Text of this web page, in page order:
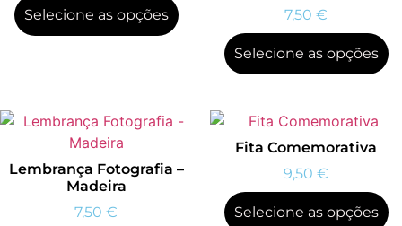
Selecione as opções
7,50 €
Selecione as opções
Lembrança Fotografia –
Madeira
7,50 €
Fita Comemorativa
9,50 €
Selecione as opções